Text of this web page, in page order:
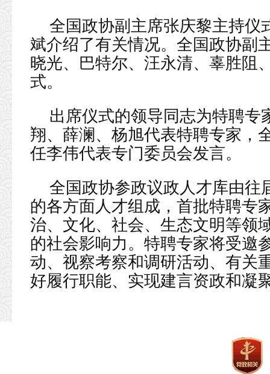
全国政协副主席张庆黎主持仪
斌介绍了有关情况。全国政协副
晓光、巴特尔、汪永清、辜胜阻
式。
出席仪式的领导同志为特聘专
翔、薛澜、杨旭代表特聘专家，
任李伟代表专门委员会发言。
全国政协参政议政人才库由往
的各方面人才组成，首批特聘专
治、文化、社会、生态文明等领
的社会影响力。特聘专家将受邀
动、视察考察和调研活动、有关
好履行职能、实现建言资政和凝